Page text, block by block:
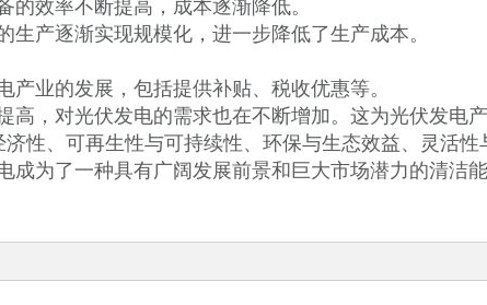
效率不断提高，成本逐渐降低。
产逐渐实现规模化，进一步降低了生产成本。
业的发展，包括提供补贴、税收优惠等。
，对光伏发电的需求也在不断增加。这为光伏发电
性、可再生性与可持续性、环保与生态效益、灵活
为了一种具有广阔发展前景和巨大市场潜力的清洁能